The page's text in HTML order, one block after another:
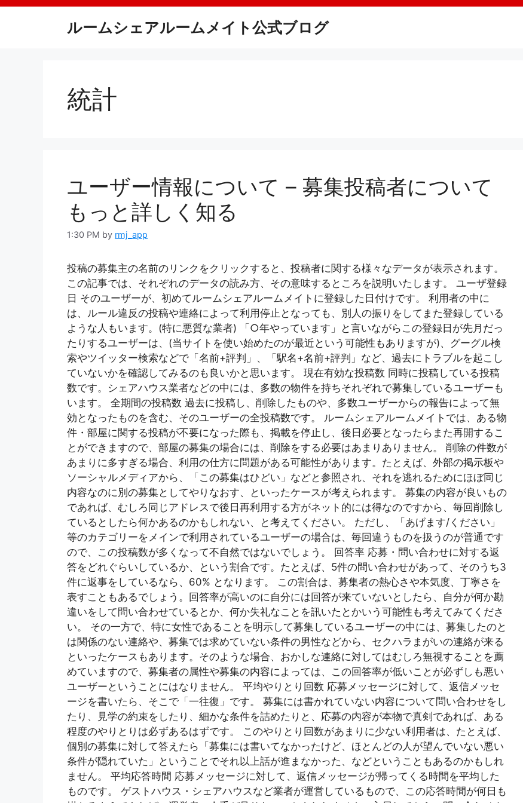
Skip
ルームシェアルームメイト公式ブログ
統計
ユーザー情報について – 募集投稿者について
もっと詳しく知る
1:30 PM by rmj_app
投稿の募集主の名前のリンクをクリックすると、投稿者に関する様々なデータが表示されます。
この記事では、それぞれのデータの読み方、その意味するところを説明いたします。 ユーザ登録
日 そのユーザーが、初めてルームシェアルームメイトに登録した日付けです。 利用者の中に
は、ルール違反の投稿や連絡によって利用停止となっても、別人の振りをしてまた登録している
ような人もいます。(特に悪質な業者) 「○年やっています」と言いながらこの登録日が先月だっ
たりするユーザーは、(当サイトを使い始めたのが最近という可能性もありますが)、グーグル検
索やツイッター検索などで「名前+評判」、「駅名+名前+評判」など、過去にトラブルを起こし
ていないかを確認してみるのも良いかと思います。 現在有効な投稿数 同時に投稿している投稿
数です。シェアハウス業者などの中には、多数の物件を持ちそれぞれで募集しているユーザーも
います。 全期間の投稿数 過去に投稿し、削除したものや、多数ユーザーからの報告によって無
効となったものを含む、そのユーザーの全投稿数です。 ルームシェアルームメイトでは、ある物
件・部屋に関する投稿が不要になった際も、掲載を停止し、後日必要となったらまた再開するこ
とができますので、部屋の募集の場合には、削除をする必要はあまりありません。 削除の件数が
あまりに多すぎる場合、利用の仕方に問題がある可能性があります。たとえば、外部の掲示板や
ソーシャルメディアから、「この募集はひどい」などと参照され、それを逃れるためにほぼ同じ
内容なのに別の募集としてやりなおす、といったケースが考えられます。 募集の内容が良いもの
であれば、むしろ同じアドレスで後日再利用する方がネット的には得なのですから、毎回削除し
ているとしたら何かあるのかもしれない、と考えてください。 ただし、「あげます/ください」
等のカテゴリーをメインで利用されているユーザーの場合は、毎回違うものを扱うのが普通です
ので、この投稿数が多くなって不自然ではないでしょう。 回答率 応募・問い合わせに対する返
答をどれぐらいしているか、という割合です。たとえば、5件の問い合わせがあって、そのうち3
件に返事をしているなら、60% となります。 この割合は、募集者の熱心さや本気度、丁寧さを
表すこともあるでしょう。回答率が高いのに自分には回答が来ていないとしたら、自分が何か勘
違いをして問い合わせているとか、何か失礼なことを訊いたとかいう可能性も考えてみてくださ
い。 その一方で、特に女性であることを明示して募集しているユーザーの中には、募集したのと
は関係のない連絡や、募集では求めていない条件の男性などから、セクハラまがいの連絡が来る
といったケースもあります。そのような場合、おかしな連絡に対してはむしろ無視することを薦
めていますので、募集者の属性や募集の内容によっては、この回答率が低いことが必ずしも悪い
ユーザーということにはなりません。 平均やりとり回数 応募メッセージに対して、返信メッセ
ージを書いたら、そこで「一往復」です。 募集には書かれていない内容について問い合わせをし
たり、見学の約束をしたり、細かな条件を詰めたりと、応募の内容が本物で真剣であれば、ある
程度のやりとりは必ずあるはずです。 このやりとり回数があまりに少ない利用者は、たとえば、
個別の募集に対して答えたら「募集には書いてなかったけど、ほとんどの人が望んでいない悪い
条件が隠れていた」ということでそれ以上話が進まなかった、などということもあるのかもしれ
ません。 平均応答時間 応募メッセージに対して、返信メッセージが帰ってくる時間を平均した
ものです。 ゲストハウス・シェアハウスなど業者が運営しているもので、この応答時間が何日も